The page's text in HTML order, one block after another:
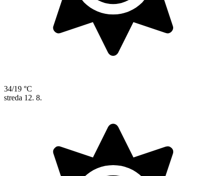
34/19 °C
streda 12. 8.